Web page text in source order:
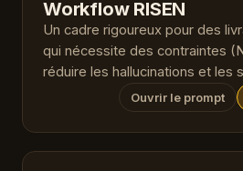
Workflow RISEN
Un cadre rigoureux pour des
qui nécessite des contraintes
réduire les hallucinations et les
Ouvrir le prompt